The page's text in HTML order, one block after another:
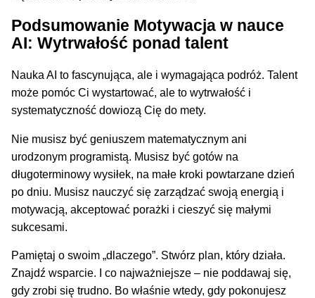
Podsumowanie Motywacja w nauce
AI: Wytrwałość ponad talent
Nauka AI to fascynująca, ale i wymagająca podróż. Talent
może pomóc Ci wystartować, ale to wytrwałość i
systematyczność dowiozą Cię do mety.
Nie musisz być geniuszem matematycznym ani
urodzonym programistą. Musisz być gotów na
długoterminowy wysiłek, na małe kroki powtarzane dzień
po dniu. Musisz nauczyć się zarządzać swoją energią i
motywacją, akceptować porażki i cieszyć się małymi
sukcesami.
Pamiętaj o swoim „dlaczego”. Stwórz plan, który działa.
Znajdź wsparcie. I co najważniejsze – nie poddawaj się,
gdy zrobi się trudno. Bo właśnie wtedy, gdy pokonujesz